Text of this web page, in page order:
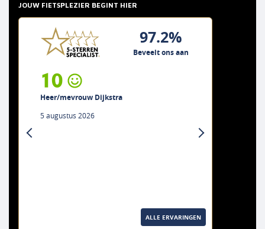
JOUW FIETSPLEZIER BEGINT HIER
97.2%
Beveelt ons aan
10
Heer/mevrouw Dijkstra
5 augustus 2026
previous next
ALLE ERVARINGEN